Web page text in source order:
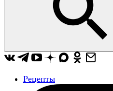
Рецепты